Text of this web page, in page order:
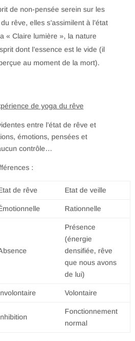
de non-pensée serein sur les
rêve, elles s’assimilent à l’état
« Claire lumière », la nature
dont l’essence est le vide (il
au moment de la mort).
de yoga du rêve
entre l’état de rêve et
émotions, pensées et
contrôle…
:
de rêve Etat de veille
Rationnelle
Présence
(énergie
densifiée, rêve
que nous avons
de lui)
Volontaire
Fonctionnement
normal